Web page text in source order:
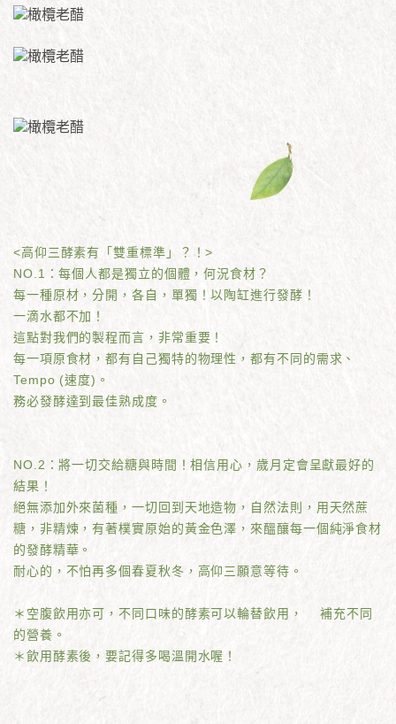
<高仰三酵素有「雙重標準」？！>
NO.1：每個人都是獨立的個體，何況食材？
每一種原材，分開，各自，單獨！以陶缸進行發酵！
一滴水都不加！
這點對我們的製程而言，非常重要！
每一項原食材，都有自己獨特的物理性，都有不同的需求、
Tempo (速度)。
務必發酵達到最佳熟成度。
NO.2：將一切交給糖與時間！相信用心，歲月定會呈獻最好的
結果！
絕無添加外來菌種，一切回到天地造物，自然法則，用天然蔗
糖，非精煉，有著樸實原始的黃金色澤，來醞釀每一個純淨食材
的發酵精華。
耐心的，不怕再多個春夏秋冬，高仰三願意等待。
＊空腹飲用亦可，不同口味的酵素可以輪替飲用， 補充不同
的營養。
＊飲用酵素後，要記得多喝溫開水喔！